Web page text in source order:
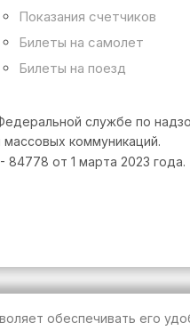
Показания счетчиков
Билеты на самолет
Билеты на поезд
службе по
коммуникаций.
от 1 марта 2023 года.
обеспечивать его